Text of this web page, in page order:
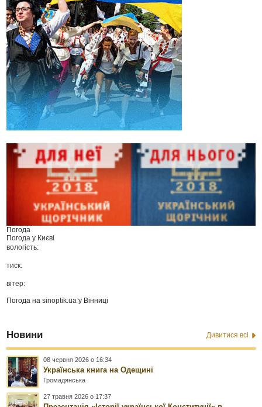
Погода
Погода у Києві
вологість:
тиск:
вітер:
Погода наsinoptik.ua у Вінниці
Новини Дивитися всі
08 червня 2026 о 16:34
Українська книга на Одещині
Громадянська
27 травня 2026 о 17:37